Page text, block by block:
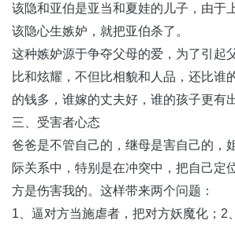
该隐和亚伯是亚当和夏娃的儿子，由于
该隐心生嫉妒，就把亚伯杀了。
这种嫉妒源于争夺父母的爱，为了引起
比和炫耀，不但比相貌和人品，还比谁
的钱多，谁嫁的丈夫好，谁的孩子更有
三、受害者心态
爸爸是不管自己的，继母是害自己的，
际关系中，特别是在冲突中，把自己定
方是伤害我的。这样带来两个问题：
1、逼对方当施虐者，把对方妖魔化；2